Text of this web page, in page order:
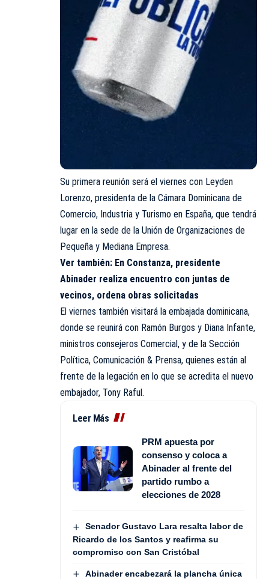
Su primera reunión será el viernes con Leyden
Lorenzo, presidenta de la Cámara Dominicana de
Comercio, Industria y Turismo en España, que tendrá
lugar en la sede de la Unión de Organizaciones de
Pequeña y Mediana Empresa.
Ver también: En Constanza, presidente
Abinader realiza encuentro con juntas de
vecinos, ordena obras solicitadas
El viernes también visitará la embajada dominicana,
donde se reunirá con Ramón Burgos y Diana Infante,
ministros consejeros Comercial, y de la Sección
Política, Comunicación & Prensa, quienes están al
frente de la legación en lo que se acredita el nuevo
embajador, Tony Raful.
Leer Más
PRM apuesta por
consenso y coloca a
Abinader al frente del
partido rumbo a
elecciones de 2028
Senador Gustavo Lara resalta labor de
Ricardo de los Santos y reafirma su
compromiso con San Cristóbal
Abinader encabezará la plancha única